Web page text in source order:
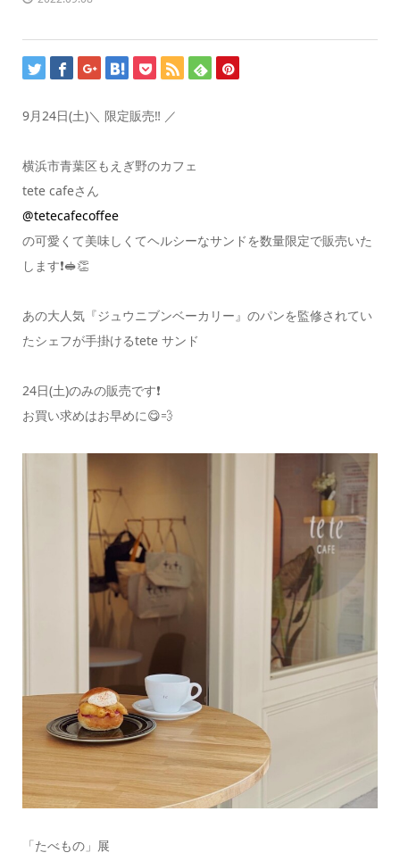
9月24日(土)＼ 限定販売‼️ ／
横浜市青葉区もえぎ野のカフェ
tete cafeさん
@tetecafecoffee
の可愛くて美味しくてヘルシーなサンドを数量限定で販売いた
します❗️🥪👏
あの大人気『ジュウニブンベーカリー』のパンを監修されてい
たシェフが手掛けるtete サンド
24日(土)のみの販売です❗️
お買い求めはお早めに😋💨
「たべもの」展